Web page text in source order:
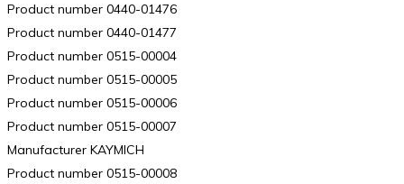
Product number 0440-01476
Product number 0440-01477
Product number 0515-00004
Product number 0515-00005
Product number 0515-00006
Product number 0515-00007
Manufacturer KAYMICH
Product number 0515-00008